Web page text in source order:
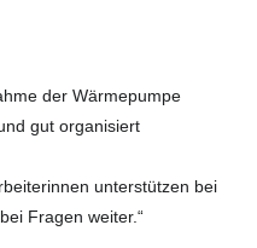
der Wärmepumpe
gut organisiert
unterstützen bei
Fragen weiter.“